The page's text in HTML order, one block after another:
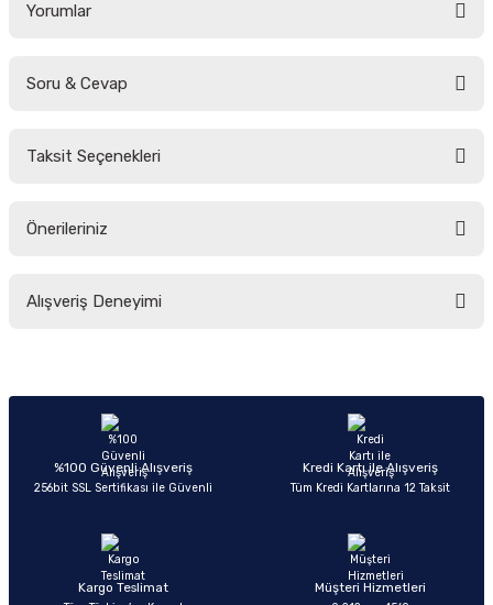
Yorumlar
Soru & Cevap
Taksit Seçenekleri
Önerileriniz
yetersiz gördüğünüz noktaları öneri formunu kullanarak tarafımıza
Ürün açıklamasında eksik bilgiler bulunuyor.
Ürün bilgilerinde hatalar bulunuyor.
Ürün fiyatı diğer sitelerden daha pahalı.
Alışveriş Deneyimi
Sitemize ilk yorumu siz yapın!
%100 Güvenli Alışveriş
256bit SSL Sertifikası ile Güvenli
Kredi Kartı ile Alışveriş
Tüm Kredi Kartlarına 12 Taksit
Kargo Teslimat Müşteri Hizmetleri